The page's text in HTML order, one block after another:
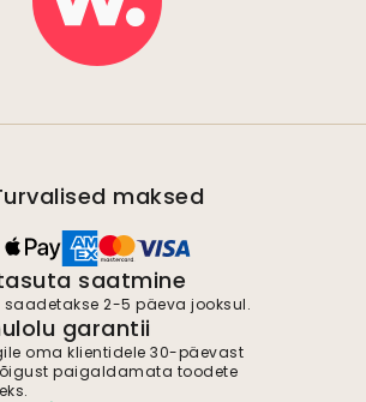
maksed
saatmine
saadetakse 2-5 päeva jooksul.
garantii
oma klientidele 30-päevast
paigaldamata toodete